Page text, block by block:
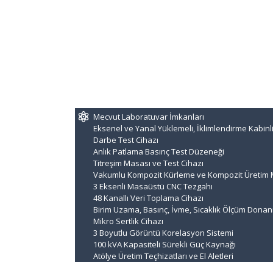
Mecvut Laboratuvar İmkanları
Eksenel ve Yanal Yüklemeli, İklimlendirme
Darbe Test Cihazı
Anlık Patlama Basınç Test Düzeneği
Titreşim Masası ve Test Cihazı
Vakumlu Kompozit Kürleme ve Kompozit Üretim
3 Eksenli Masaüstü CNC Tezgahı
48 Kanallı Veri Toplama Cihazı
Birim Uzama, Basınç, İvme, Sıcaklık Ölçüm
Mikro Sertlik Cihazı
3 Boyutlu Görüntü Korelasyon Sistemi
100 kVA Kapasiteli Sürekli Güç Kaynağı
Atölye Üretim Teçhizatları ve El Aletleri